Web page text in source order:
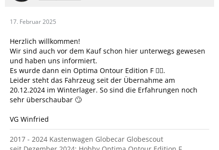
17. Februar 2025
Herzlich willkommen!
Wir sind auch vor dem Kauf schon hier unterwegs gewesen
und haben uns informiert.
Es wurde dann ein Optima Ontour Edition F 👍🏻.
Leider steht das Fahrzeug seit der Übernahme am
20.12.2024 im Winterlager. So sind die Erfahrungen noch
sehr überschaubar 🙄
VG Winfried
2017 - 2024 Kastenwagen Globecar Globescout